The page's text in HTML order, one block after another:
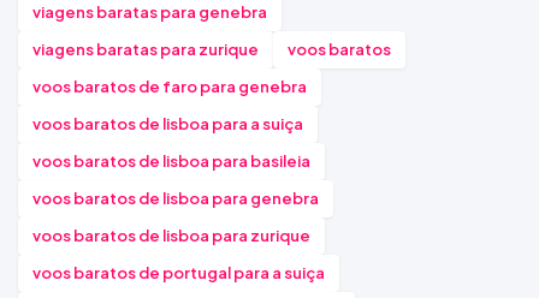
viagens baratas para genebra
viagens baratas para zurique
voos baratos
voos baratos de faro para genebra
voos baratos de lisboa para a suiça
voos baratos de lisboa para basileia
voos baratos de lisboa para genebra
voos baratos de lisboa para zurique
voos baratos de portugal para a suiça